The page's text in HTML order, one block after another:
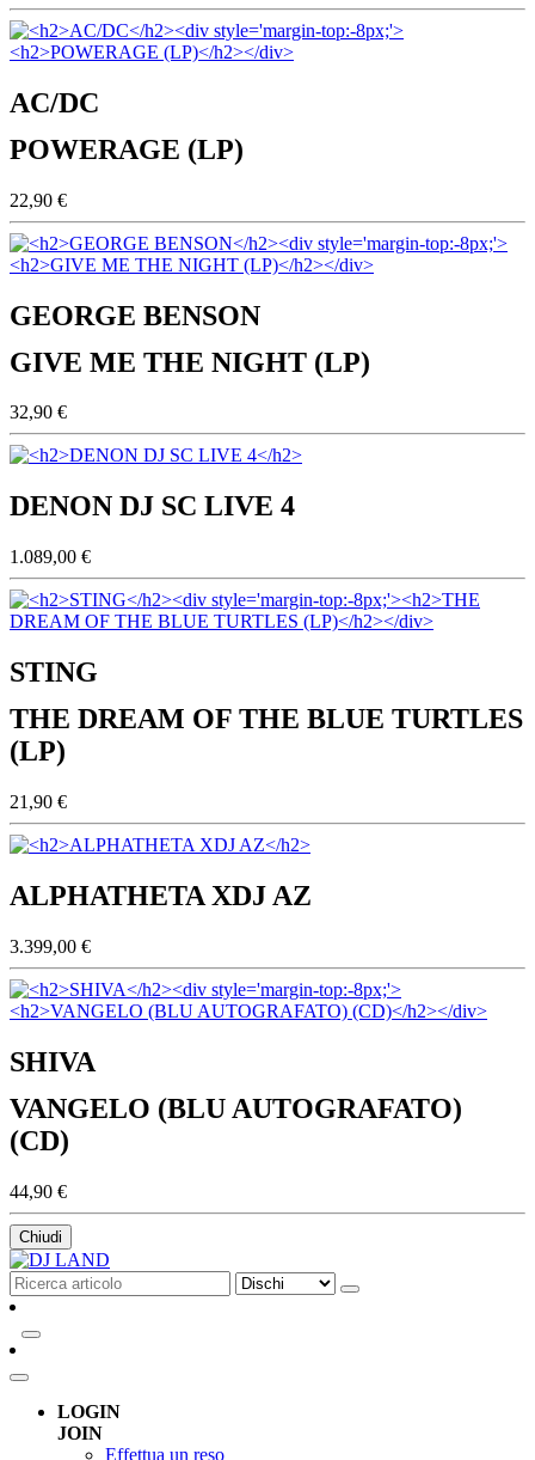
AC/DC
POWERAGE (LP)
22,90 €
GEORGE BENSON
GIVE ME THE NIGHT (LP)
32,90 €
DENON DJ SC LIVE 4
1.089,00 €
STING
THE DREAM OF THE BLUE TURTLES
(LP)
21,90 €
ALPHATHETA XDJ AZ
3.399,00 €
SHIVA
VANGELO (BLU AUTOGRAFATO)
(CD)
44,90 €
Chiudi
LOGIN
JOIN
Effettua un reso